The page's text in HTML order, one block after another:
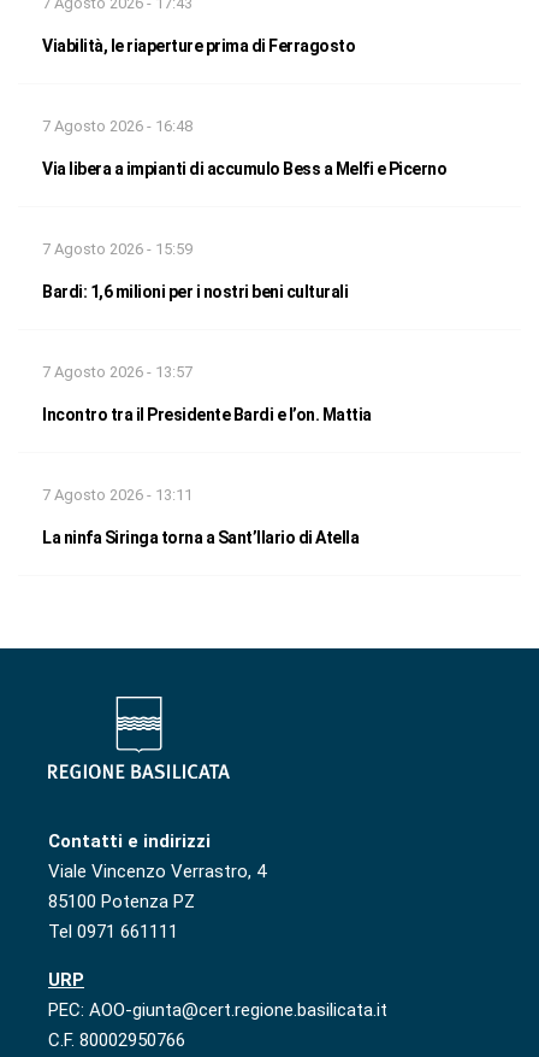
Viabilità, le riaperture prima di Ferragosto
7 Agosto 2026 - 16:48
Via libera a impianti di accumulo Bess a Melfi e Picerno
7 Agosto 2026 - 15:59
Bardi: 1,6 milioni per i nostri beni culturali
7 Agosto 2026 - 13:57
Incontro tra il Presidente Bardi e l’on. Mattia
7 Agosto 2026 - 13:11
La ninfa Siringa torna a Sant’Ilario di Atella
Contatti e indirizzi
Viale Vincenzo Verrastro, 4
85100 Potenza PZ
Tel 0971 661111
URP
PEC: AOO-giunta@cert.regione.basilicata.it
C.F. 80002950766